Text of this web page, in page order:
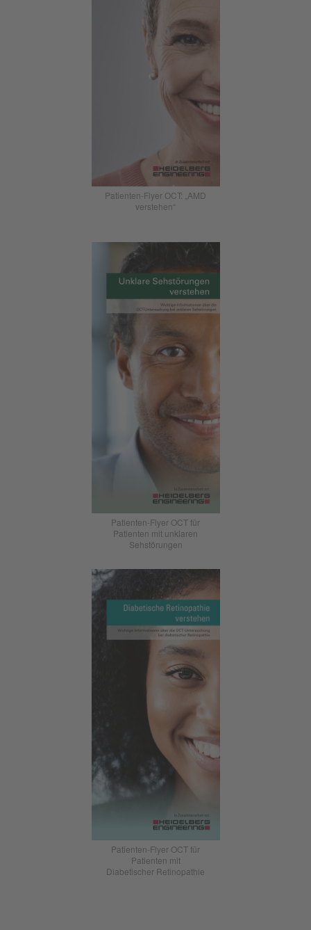
Patienten-Flyer OCT: „AMD
verstehen“
Patienten-Flyer OCT für
Patienten mit unklaren
Sehstörungen
Patienten-Flyer OCT für
Patienten mit
Diabetischer Retinopathie